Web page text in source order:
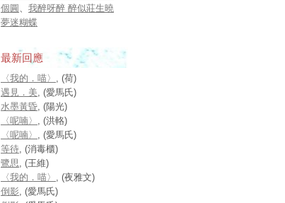
個圓 、 我醉呀醉 醉似莊生曉
夢迷糊蝶
最新回應
〈我的．喵〉 , (荷)
遇見．美, (愛馬氏)
水墨黃昏, (陽光)
〈呢喃〉 , (洪輅)
〈呢喃〉 , (愛馬氏)
等待, (消毒櫃)
鷺思, (王維)
〈我的．喵〉 , (夜雅文)
倒影, (愛馬氏)